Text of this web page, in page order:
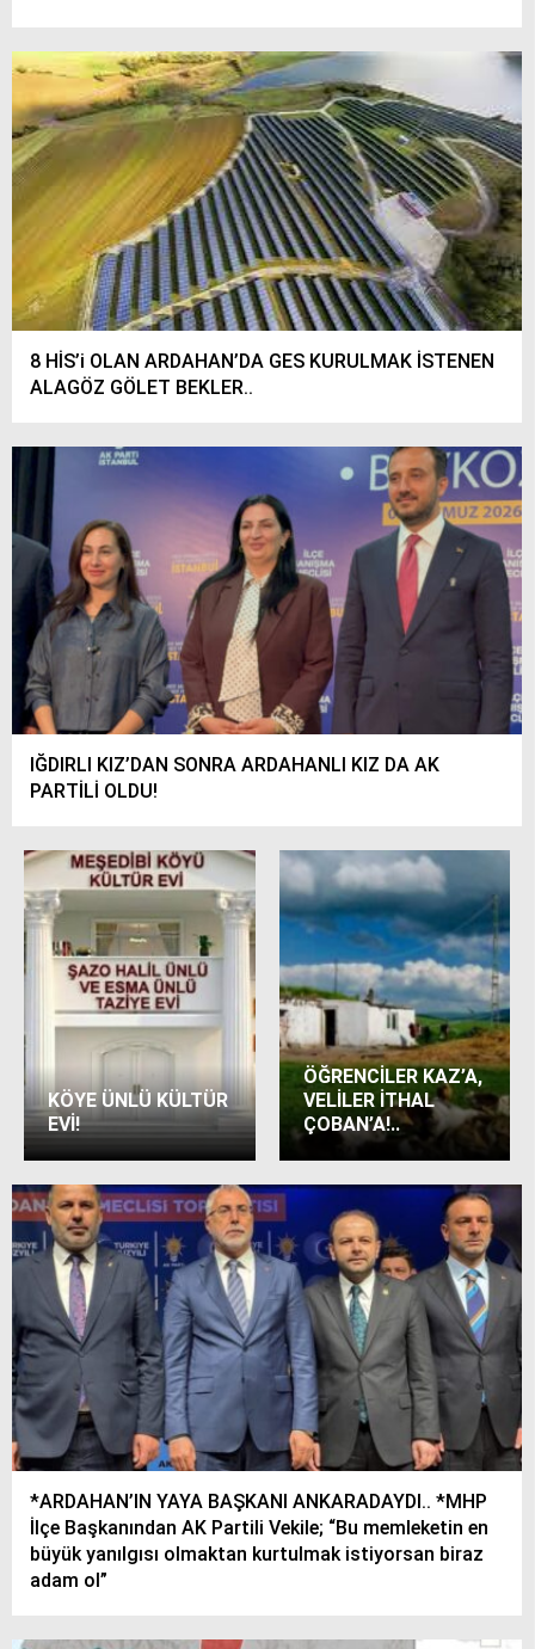
8 HİS’i OLAN ARDAHAN’DA GES KURULMAK İSTENEN
ALAGÖZ GÖLET BEKLER..
IĞDIRLI KIZ’DAN SONRA ARDAHANLI KIZ DA AK
PARTİLİ OLDU!
KÖYE ÜNLÜ KÜLTÜR
EVİ!
ÖĞRENCİLER KAZ’A,
VELİLER İTHAL
ÇOBAN’A!..
*ARDAHAN’IN YAYA BAŞKANI ANKARADAYDI.. *MHP
İlçe Başkanından AK Partili Vekile; “Bu memleketin en
büyük yanılgısı olmaktan kurtulmak istiyorsan biraz
adam ol”